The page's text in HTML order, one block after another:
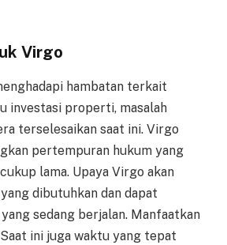
Virgo
hambatan terkait
investasi properti, masalah
terselesaikan saat ini. Virgo
pertempuran hukum yang
lama. Upaya Virgo akan
dibutuhkan dan dapat
sedang berjalan. Manfaatkan
ini juga waktu yang tepat